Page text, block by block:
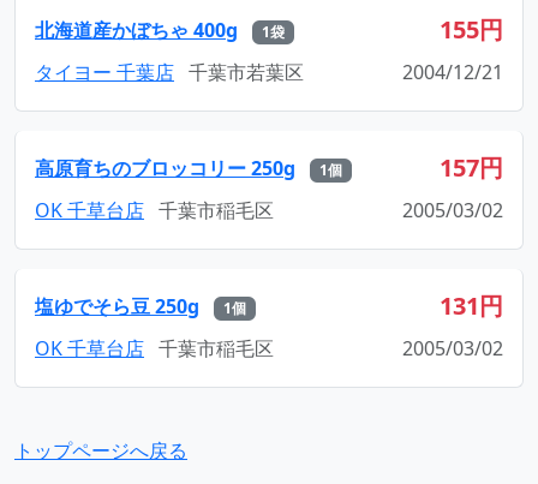
北海道産かぼちゃ 400g 1袋 155円
タイヨー 千葉店 千葉市若葉区 2004/12/21
高原育ちのブロッコリー 250g 1個 157円
OK 千草台店 千葉市稲毛区 2005/03/02
塩ゆでそら豆 250g 1個 131円
OK 千草台店 千葉市稲毛区 2005/03/02
トップページへ戻る